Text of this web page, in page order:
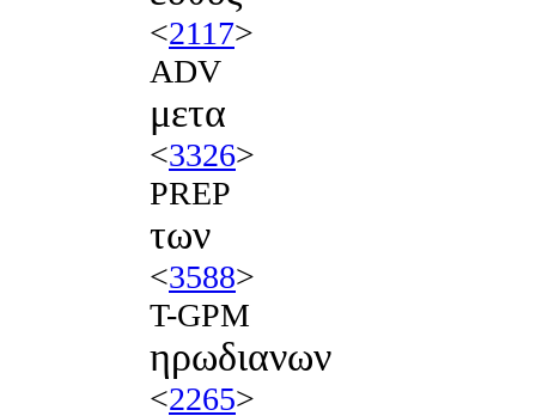
<2117>
ADV
μετα
<3326>
PREP
των
<3588>
T-GPM
ηρωδιανων
<2265>